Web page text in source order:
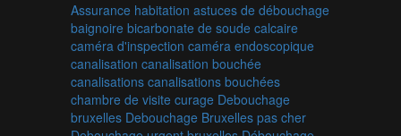
Assurance habitation astuces de débouchage
baignoire bicarbonate de soude calcaire
caméra d'inspection caméra endoscopique
canalisation canalisation bouchée
canalisations canalisations bouchées
chambre de visite curage Debouchage
bruxelles Debouchage Bruxelles pas cher